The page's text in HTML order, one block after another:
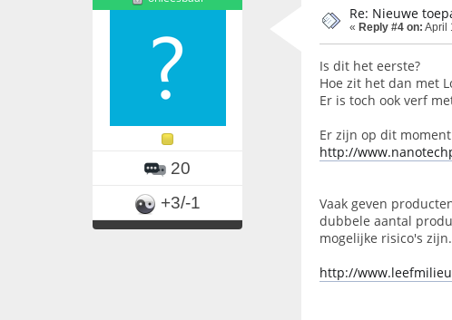
20
+3/-1
Re: Nieuwe
« Reply #4 on: April
Is dit het eerste?
Hoe zit het dan met
Er is toch ook verf
Er zijn op dit
http://
Vaak geven
dubbele aantal
mogelijke risico's
http://